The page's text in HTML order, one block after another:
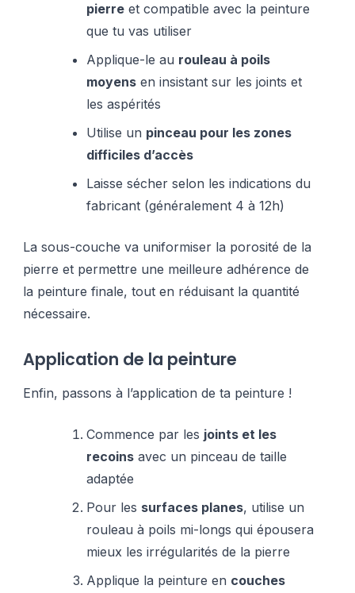
pierre et compatible avec la peinture
que tu vas utiliser
Applique-le au rouleau à poils
moyens en insistant sur les joints et
les aspérités
Utilise un pinceau pour les zones
difficiles d’accès
Laisse sécher selon les indications du
fabricant (généralement 4 à 12h)
La sous-couche va uniformiser la porosité de la
pierre et permettre une meilleure adhérence de
la peinture finale, tout en réduisant la quantité
nécessaire.
Application de la peinture
Enfin, passons à l’application de ta peinture !
Commence par les joints et les
recoins avec un pinceau de taille
adaptée
Pour les surfaces planes, utilise un
rouleau à poils mi-longs qui épousera
mieux les irrégularités de la pierre
Applique la peinture en couches